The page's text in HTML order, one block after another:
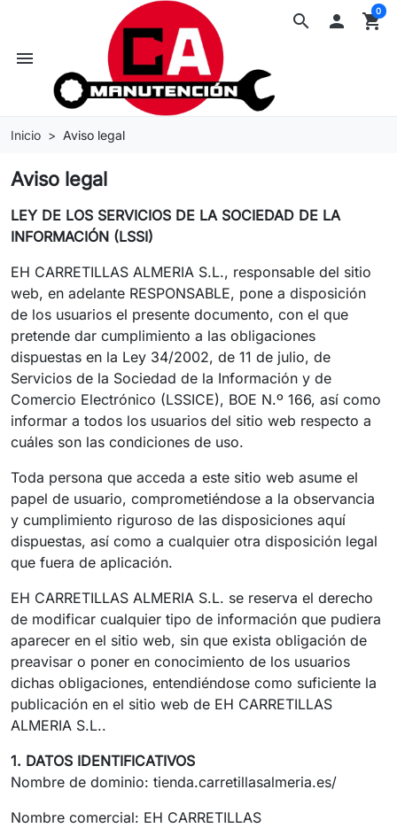
search
menu
 shopping_cart
0
Inicio Aviso legal
Aviso legal
LEY DE LOS SERVICIOS DE LA SOCIEDAD DE LA
INFORMACIÓN (LSSI)
EH CARRETILLAS ALMERIA S.L., responsable del sitio
web, en adelante RESPONSABLE, pone a disposición
de los usuarios el presente documento, con el que
pretende dar cumplimiento a las obligaciones
dispuestas en la Ley 34/2002, de 11 de julio, de
Servicios de la Sociedad de la Información y de
Comercio Electrónico (LSSICE), BOE N.º 166, así como
informar a todos los usuarios del sitio web respecto a
cuáles son las condiciones de uso.
Toda persona que acceda a este sitio web asume el
papel de usuario, comprometiéndose a la observancia
y cumplimiento riguroso de las disposiciones aquí
dispuestas, así como a cualquier otra disposición legal
que fuera de aplicación.
EH CARRETILLAS ALMERIA S.L. se reserva el derecho
de modificar cualquier tipo de información que pudiera
aparecer en el sitio web, sin que exista obligación de
preavisar o poner en conocimiento de los usuarios
dichas obligaciones, entendiéndose como suficiente la
publicación en el sitio web de EH CARRETILLAS
ALMERIA S.L..
1. DATOS IDENTIFICATIVOS
Nombre de dominio: tienda.carretillasalmeria.es/
Nombre comercial: EH CARRETILLAS